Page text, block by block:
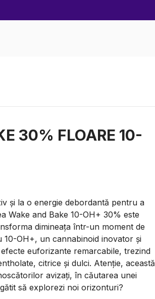
30% FLOARE 10-
și la o energie debordantă pentru a
Wake and Bake 10-OH+ 30% este
dimineața într-un moment de
10-OH+, un cannabinoid inovator și
euforizante remarcabile, trezind
citrice și dulci. Atenție, această
avizați, în căutarea unei
să explorezi noi orizonturi?